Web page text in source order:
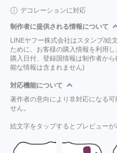
デコレーションに対応
制作者に提供される情報について
LINEヤフー株式会社はスタンプ/絵
ために、お客様の購入情報を利用し
購入日付、登録国情報は制作者か
能な情報は含まれません)
対応機能について
著作者の意向により非対応になる
せん。
絵文字をタップするとプレビューが